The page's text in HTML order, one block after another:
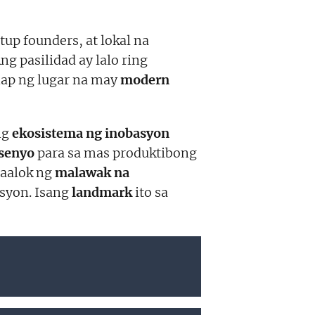
founders, at lokal na
pasilidad ay lalo ring
ng lugar na maymodern
ekosistema ng inobasyon
para sa mas produktibong
ngmalawak na
Isanglandmarkito sa